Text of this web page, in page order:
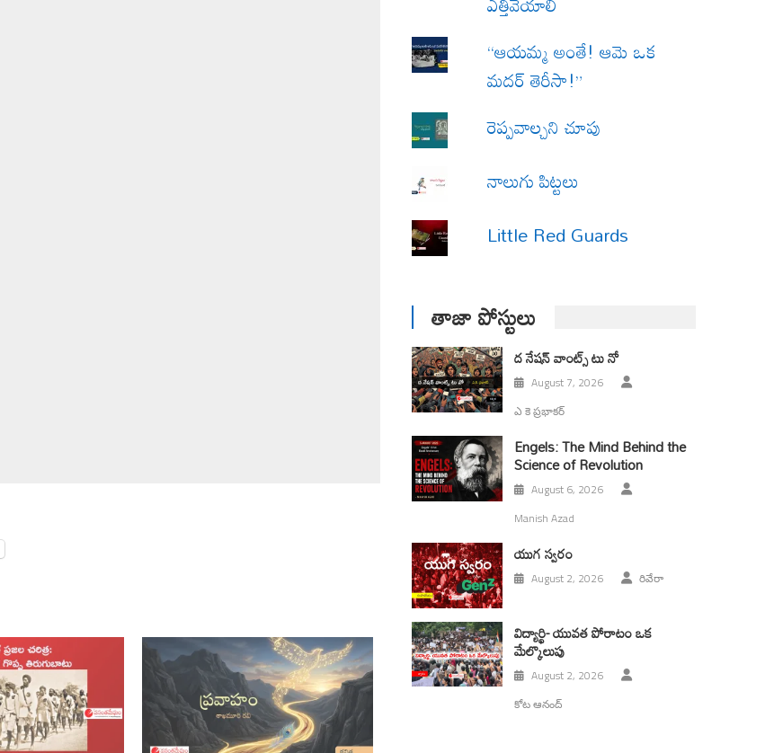
“ఆయమ్మ అంతే! ఆమె ఒక
మదర్ తెరీసా!”
రెప్పవాల్చని చూపు
నాలుగు పిట్టలు
Little Red Guards
తాజా పోస్టులు
ద నేషన్ వాంట్స్ టు నో
August 7, 2026
ఎ కె ప్రభాకర్
Engels: The Mind Behind the
Science of Revolution
August 6, 2026
Manish Azad
యుగ స్వ‌రం
August 2, 2026 రివేరా
విద్యార్థి- యువత పోరాటం ఒక
మేల్కొలుపు
August 2, 2026
కోట ఆనంద్